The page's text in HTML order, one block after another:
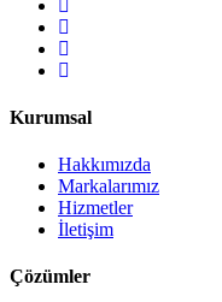
Kurumsal
Hakkımızda
Markalarımız
Hizmetler
İletişim
Çözümler